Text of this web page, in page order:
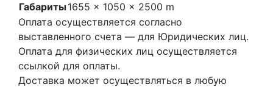
Габариты1655 × 1050 × 2500 m
Оплата осуществляется согласно
выставленного счета — для Юридических лиц.
Оплата для физических лиц осуществляется
ссылкой для оплаты.
Доставка может осуществляться в любую